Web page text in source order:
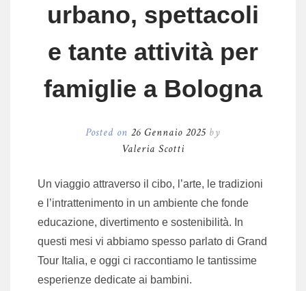
urbano, spettacoli
e tante attività per
famiglie a Bologna
Posted on 26 Gennaio 2025 by
Valeria Scotti
Un viaggio attraverso il cibo, l’arte, le tradizioni
e l’intrattenimento in un ambiente che fonde
educazione, divertimento e sostenibilità. In
questi mesi vi abbiamo spesso parlato di Grand
Tour Italia, e oggi ci raccontiamo le tantissime
esperienze dedicate ai bambini.